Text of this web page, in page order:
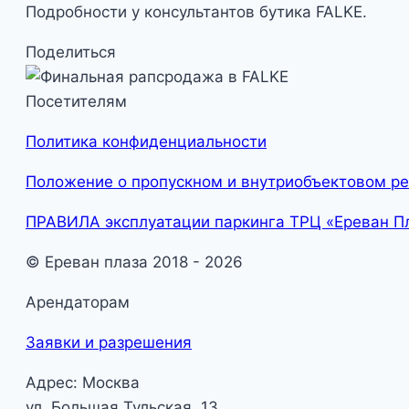
Подробности у консультантов бутика FALKE.
Поделиться
Посетителям
Политика конфиденциальности
Положение о пропускном и внутриобъектовом
ПРАВИЛА эксплуатации паркинга ТРЦ «Ереван
© Ереван плаза 2018 - 2026
Арендаторам
Заявки и разрешения
Адрес: Москва